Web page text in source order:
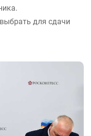
для сдачи